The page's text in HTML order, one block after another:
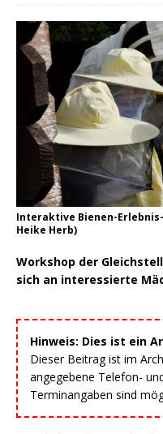
Interaktive Bienen-
Heike Herb)
Workshop der
sich an interessierte
Hinweis: Dies ist ein
Dieser Beitrag ist im
angegebene Telefon-
Terminangaben sind